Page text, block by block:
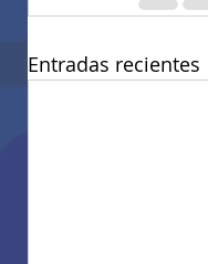
Entradas recientes